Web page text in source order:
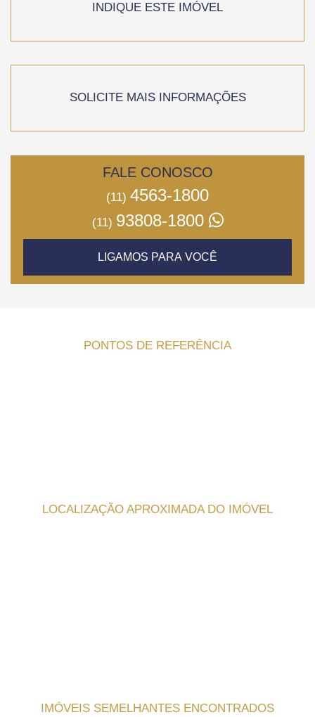
INDIQUE ESTE IMÓVEL
SOLICITE MAIS INFORMAÇÕES
FALE CONOSCO
(11) 4563-1800
(11) 93808-1800
LIGAMOS PARA VOCÊ
PONTOS DE REFERÊNCIA
LOCALIZAÇÃO APROXIMADA DO IMÓVEL
IMÓVEIS SEMELHANTES ENCONTRADOS